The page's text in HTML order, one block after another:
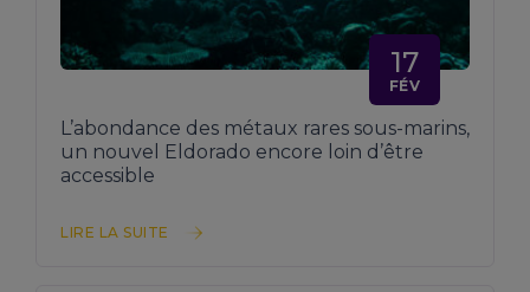
17
FÉV
L’abondance des métaux rares sous-marins,
un nouvel Eldorado encore loin d’être
accessible
LIRE LA SUITE